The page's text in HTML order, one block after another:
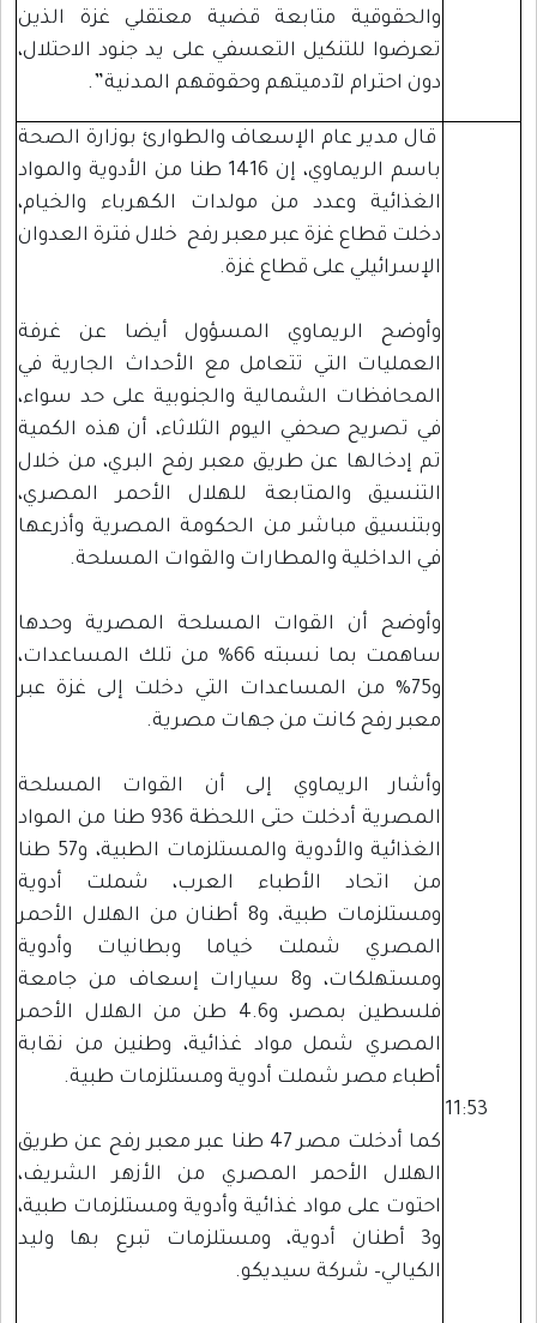
والحقوقية متابعة قضية معتقلي غزة الذين
تعرضوا للتنكيل التعسفي على يد جنود الاحتلال،
دون احترام لآدميتهم وحقوقهم المدنية”.
11:53
قال مدير عام الإسعاف والطوارئ بوزارة الصحة
باسم الريماوي، إن 1416 طنا من الأدوية والمواد
الغذائية وعدد من مولدات الكهرباء والخيام،
دخلت قطاع غزة عبر معبر رفح خلال فترة العدوان
الإسرائيلي على قطاع غزة.
وأوضح الريماوي المسؤول أيضا عن غرفة
العمليات التي تتعامل مع الأحداث الجارية في
المحافظات الشمالية والجنوبية على حد سواء،
في تصريح صحفي اليوم الثلاثاء، أن هذه الكمية
تم إدخالها عن طريق معبر رفح البري، من خلال
التنسيق والمتابعة للهلال الأحمر المصري،
وبتنسيق مباشر من الحكومة المصرية وأذرعها
في الداخلية والمطارات والقوات المسلحة.
وأوضح أن القوات المسلحة المصرية وحدها
ساهمت بما نسبته 66% من تلك المساعدات،
و75% من المساعدات التي دخلت إلى غزة عبر
معبر رفح كانت من جهات مصرية.
وأشار الريماوي إلى أن القوات المسلحة
المصرية أدخلت حتى اللحظة 936 طنا من المواد
الغذائية والأدوية والمستلزمات الطبية، و57 طنا
من اتحاد الأطباء العرب، شملت أدوية
ومستلزمات طبية، و8 أطنان من الهلال الأحمر
المصري شملت خياما وبطانيات وأدوية
ومستهلكات، و8 سيارات إسعاف من جامعة
فلسطين بمصر، و4.6 طن من الهلال الأحمر
المصري شمل مواد غذائية، وطنين من نقابة
أطباء مصر شملت أدوية ومستلزمات طبية.
كما أدخلت مصر 47 طنا عبر معبر رفح عن طريق
الهلال الأحمر المصري من الأزهر الشريف،
احتوت على مواد غذائية وأدوية ومستلزمات طبية،
و3 أطنان أدوية، ومستلزمات تبرع بها وليد
الكيالي– شركة سيديكو.